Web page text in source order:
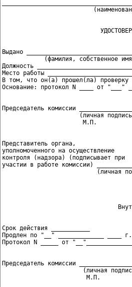
Выдано
(фамилия, собственное
Должность
Место работы
В том, что он(а) прошел(ла) проверку
Председатель комиссии
(личная
Представитель органа,
уполномоченного на осуществление
контроля (надзора) (подписывает при
участии в работе комиссии)
Срок действия ___________
Продлен по "__" _____________ ____ г.
Председатель комиссии
(личная